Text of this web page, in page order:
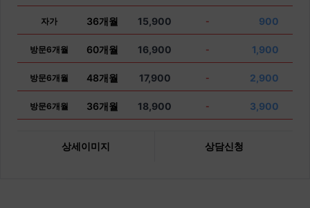
자가 36개월 15,900 - 900
방문6개월 60개월 16,900 - 1,900
방문6개월 48개월 17,900 - 2,900
방문6개월 36개월 18,900 - 3,900
상세이미지 상담신청